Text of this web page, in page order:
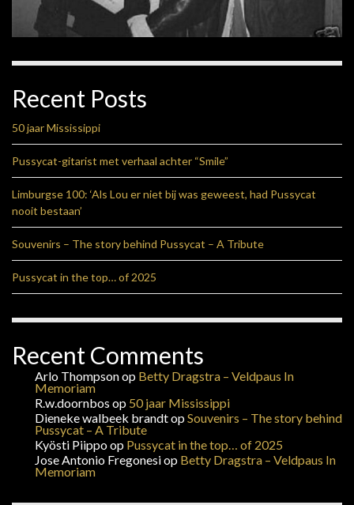
Recent Posts
50 jaar Mississippi
Pussycat-gitarist met verhaal achter “Smile”
Limburgse 100: ‘Als Lou er niet bij was geweest, had Pussycat
nooit bestaan’
Souvenirs – The story behind Pussycat – A Tribute
Pussycat in the top… of 2025
Recent Comments
Arlo Thompsonop Betty Dragstra – Veldpaus In
Memoriam
R.w.doornbos op 50 jaar Mississippi
Dieneke walbeek brandtopSouvenirs – The story behind
Pussycat – A Tribute
Kyösti Piippoop Pussycat in the top… of 2025
Jose Antonio Fregonesiop Betty Dragstra – Veldpaus In
Memoriam